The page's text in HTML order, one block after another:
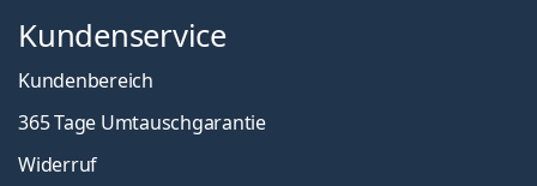
Kundenservice
Kundenbereich
365 Tage Umtauschgarantie
Widerruf